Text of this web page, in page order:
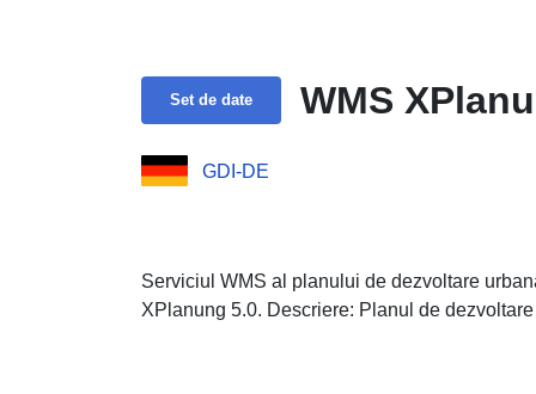
Set de date WMS
GDI-DE
Serviciul WMS al planului de dezvoltare
XPlanung 5.0. Descriere: Planul de